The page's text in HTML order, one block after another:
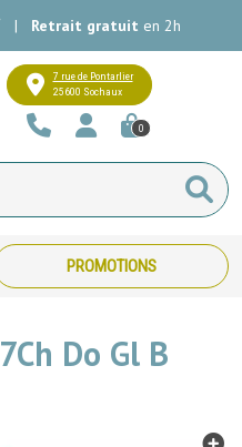
| Retrait gratuit en 2h
Carlin Votre
7 rue de Pontarlier
25600 Sochaux
0
PROMOTIONS
Do Gl B